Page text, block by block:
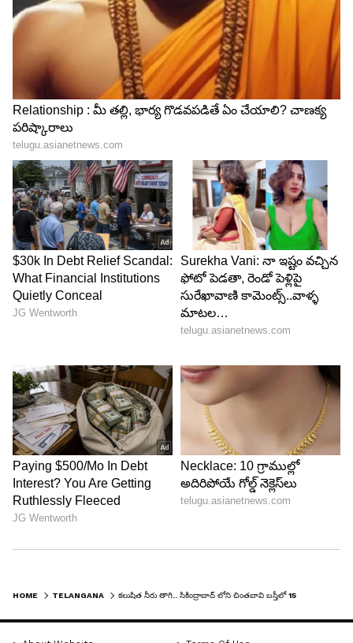
HOME TELANGANA